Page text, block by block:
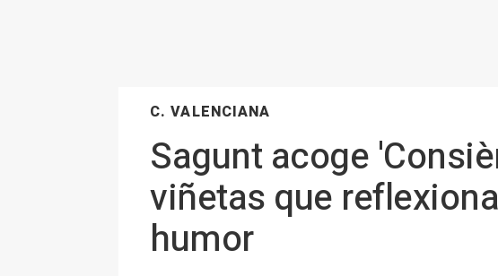
C. VALENCIANA
Sagunt acoge
viñetas que
humor